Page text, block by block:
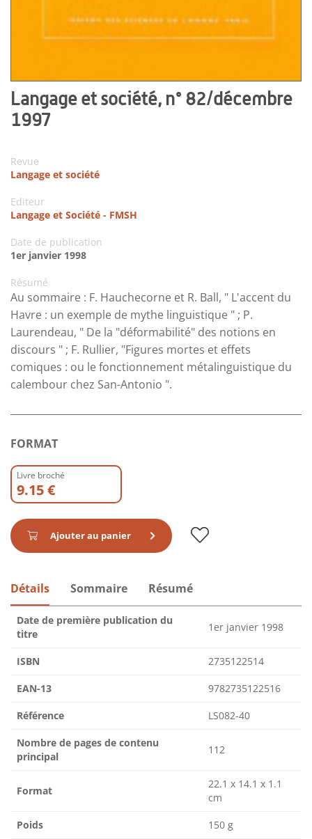
Langage et société, n° 82/décembre
1997
Revue
Langage et société
Editeur
Langage et Société - FMSH
Date de publication
1er janvier 1998
Résumé
Au sommaire : F. Hauchecorne et R. Ball, " L'accent du
Havre : un exemple de mythe linguistique " ; P.
Laurendeau, " De la "déformabilité" des notions en
discours " ; F. Rullier, "Figures mortes et effets
comiques : ou le fonctionnement métalinguistique du
calembour chez San-Antonio ".
FORMAT
Livre broché
9.15 €
Ajouter au panier
Détails Sommaire Résumé
Date de première publication du
titre
1er janvier 1998
ISBN 2735122514
EAN-13 9782735122516
Référence LS082-40
Nombre de pages de contenu
principal
112
Format
22.1 x 14.1 x 1.1
cm
Poids 150 g